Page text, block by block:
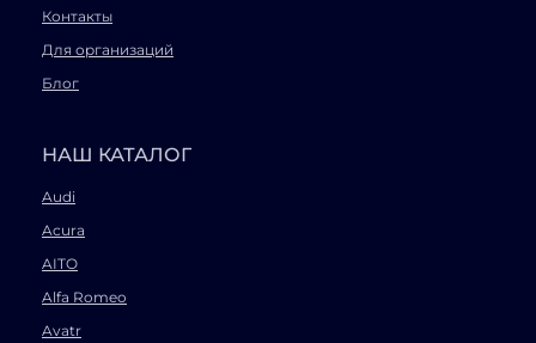
Контакты
Для организаций
Блог
НАШ КАТАЛОГ
Audi
Acura
AITO
Alfa Romeo
Avatr